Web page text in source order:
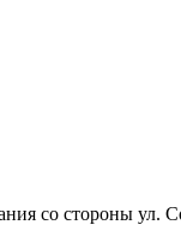
со стороны ул.